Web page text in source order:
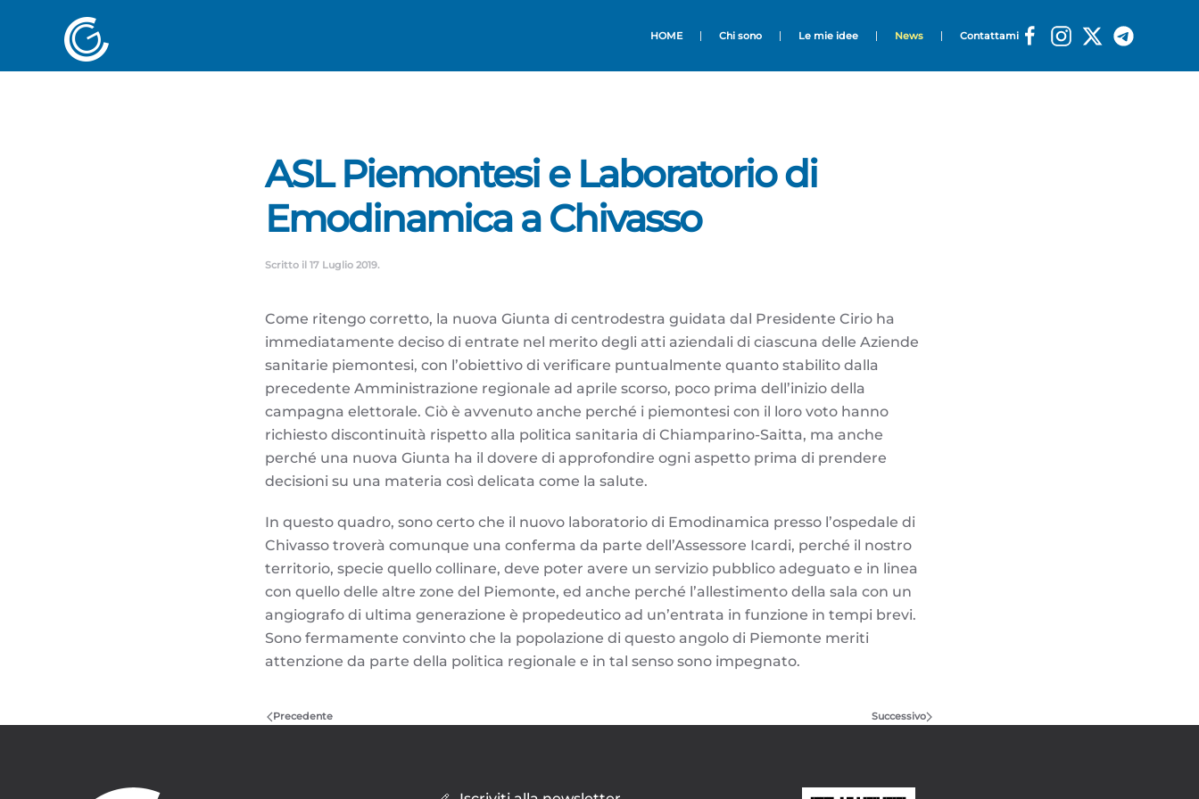
HOME Chi sono Le mie idee News Contattami
ASL Piemontesi e Laboratorio di
Emodinamica a Chivasso
Scritto il 17 Luglio 2019.
Come ritengo corretto, la nuova Giunta di centrodestra guidata dal Presidente Cirio ha
immediatamente deciso di entrate nel merito degli atti aziendali di ciascuna delle Aziende
sanitarie piemontesi, con l’obiettivo di verificare puntualmente quanto stabilito dalla
precedente Amministrazione regionale ad aprile scorso, poco prima dell’inizio della
campagna elettorale. Ciò è avvenuto anche perché i piemontesi con il loro voto hanno
richiesto discontinuità rispetto alla politica sanitaria di Chiamparino-Saitta, ma anche
perché una nuova Giunta ha il dovere di approfondire ogni aspetto prima di prendere
decisioni su una materia così delicata come la salute.
In questo quadro, sono certo che il nuovo laboratorio di Emodinamica presso l’ospedale di
Chivasso troverà comunque una conferma da parte dell’Assessore Icardi, perché il nostro
territorio, specie quello collinare, deve poter avere un servizio pubblico adeguato e in linea
con quello delle altre zone del Piemonte, ed anche perché l’allestimento della sala con un
angiografo di ultima generazione è propedeutico ad un’entrata in funzione in tempi brevi.
Sono fermamente convinto che la popolazione di questo angolo di Piemonte meriti
attenzione da parte della politica regionale e in tal senso sono impegnato.
Precedente Successivo